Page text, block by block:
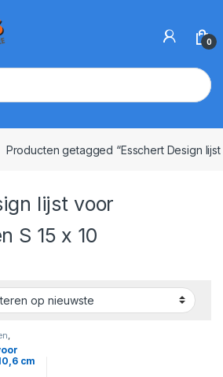
0
Producten getagged “Esschert Design
lijst voor
S 15 x 10
,
cm